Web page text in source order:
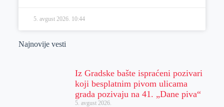
5. avgust 2026. 10:44
Najnovije vesti
Iz Gradske bašte ispraćeni pozivari
koji besplatnim pivom ulicama
grada pozivaju na 41. „Dane piva“
5. avgust 2026.